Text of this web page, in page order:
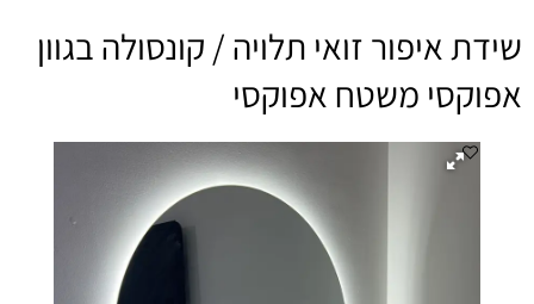
שידת איפור זואי תלויה / קונסולה בגוון
אפוקסי משטח אפוקסי